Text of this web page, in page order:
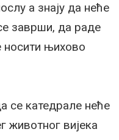
а знају да неће
заврши, да раде
носити њихово
се катедрале неће
животног вијека